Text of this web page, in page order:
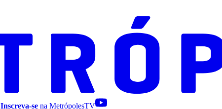
Inscreva-se na MetrópolesTV